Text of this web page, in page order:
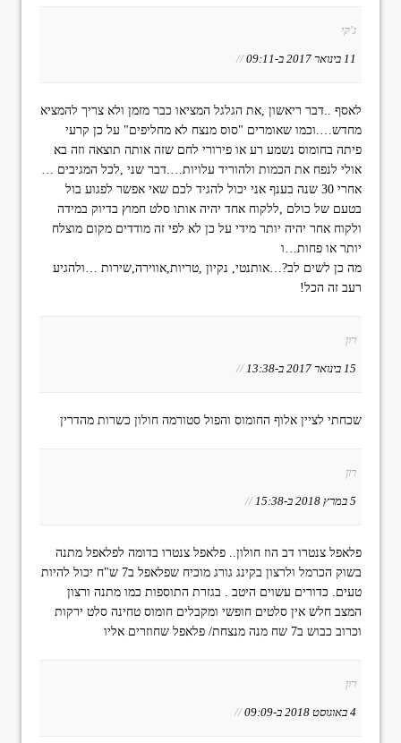
ג'קי
11 בינואר 2017 ב-09:11 //
לאסף ..דבר ריאשון ,את הגלגל המציאו כבר מזמן ולא צריך להמציא
מחדש….וכמו שאומרים "סוס מנצח לא מחליפים" על כן קרעי
פיתה בחומוס נשמע רע או פירורי לחם שזה אותה תוצאה וזה בא
אולי לנפח את הכמות ולהוריד עלויות….דבר שני ,לכל המגיבים …
אחרי 30 שנה בענף אני יכול להגיד לכם שאי אפשר לפגוע בול
בטעם של כולם ,ללקוח אחד יהיה אותו סלט חמוץ בדיוק במידה
ולקוח אחר יהיה יותר מידי על כן לא לפי זה מודדים מקום מוצלח
יותר או פחות…ו
מה כן לשים לב?…אותנטי, נקיון ,טריות,אווירה,שירות …ולהגיע
רעב זה הכל!
רון
15 בינואר 2017 ב-13:38 //
שכחתי לציין אלוף החומוס והפול סטורמה חולון כשרות מהדרין
רון
5 במרץ 2018 ב-15:38 //
פלאפל צנטרו דב הוז חולון.. פלאפל צנטרו בדומה לפלאפל מתנה
בשוק הכרמל ולרצון בקינג גורג מוכיח שפלאפל ב7 ש"ח יכול להיות
טעים. כדורים עשוים היטב . בגזרת התוספות כמו מתנה ורצון
המצב חלש אין סלטים חופשי ומקבלים חומוס טחינה סלט ירקות
וכרוב כבוש ב7 שח מנה מנצחת/ פלאפל שחוזרים אליו
רון
4 באוגוסט 2018 ב-09:09 //